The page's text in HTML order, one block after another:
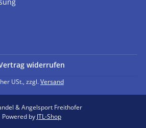
widerrufen
USt., zzgl.Versand
& Angelsport Freithofer
Powered byJTL-Shop